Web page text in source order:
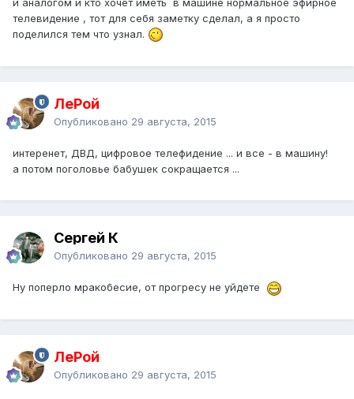
телевидение , тот для себя заметку сделал, а я просто
поделился тем что узнал.
ЛеРой
Опубликовано 29 августа, 2015
интеренет, ДВД, цифровое телефидение ... и все - в машину!
а потом поголовье бабушек сокращается ...
Сергей К
Опубликовано 29 августа, 2015
Ну поперло мракобесие, от прогресу не уйдете
ЛеРой
Опубликовано 29 августа, 2015